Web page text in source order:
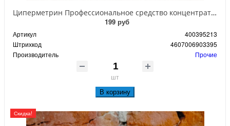
Циперметрин Профессиональное средство концентрат эмульсии 25% для уничтожения тараканов, мух,комаров, блох, клопов, муравьев, ос 50 мл
199 руб
Артикул
400395213
Штрихкод
4607006903395
Производитель
Прочие
шт
В корзину
Скидка!